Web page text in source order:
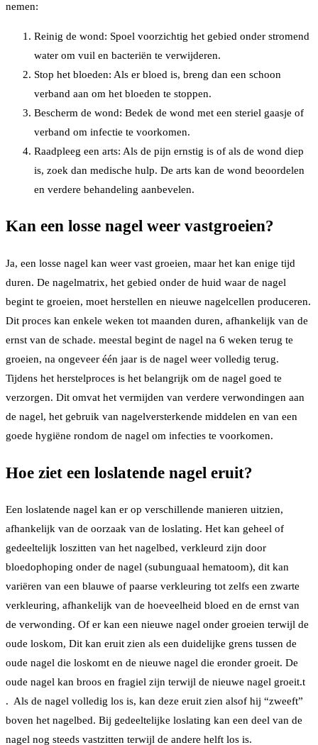
nemen:
Reinig de wond: Spoel voorzichtig het gebied onder stromend
water om vuil en bacteriën te verwijderen.
Stop het bloeden: Als er bloed is, breng dan een schoon
verband aan om het bloeden te stoppen.
Bescherm de wond: Bedek de wond met een steriel gaasje of
verband om infectie te voorkomen.
Raadpleeg een arts: Als de pijn ernstig is of als de wond diep
is, zoek dan medische hulp. De arts kan de wond beoordelen
en verdere behandeling aanbevelen.
Kan een losse nagel weer vastgroeien?
Ja, een losse nagel kan weer vast groeien, maar het kan enige tijd
duren. De nagelmatrix, het gebied onder de huid waar de nagel
begint te groeien, moet herstellen en nieuwe nagelcellen produceren.
Dit proces kan enkele weken tot maanden duren, afhankelijk van de
ernst van de schade. meestal begint de nagel na 6 weken terug te
groeien, na ongeveer één jaar is de nagel weer volledig terug.
Tijdens het herstelproces is het belangrijk om de nagel goed te
verzorgen. Dit omvat het vermijden van verdere verwondingen aan
de nagel, het gebruik van nagelversterkende middelen en van een
goede hygiëne rondom de nagel om infecties te voorkomen.
Hoe ziet een loslatende nagel eruit?
Een loslatende nagel kan er op verschillende manieren uitzien,
afhankelijk van de oorzaak van de loslating. Het kan geheel of
gedeeltelijk loszitten van het nagelbed, verkleurd zijn door
bloedophoping onder de nagel (subunguaal hematoom), dit kan
variëren van een blauwe of paarse verkleuring tot zelfs een zwarte
verkleuring, afhankelijk van de hoeveelheid bloed en de ernst van
de verwonding. Of er kan een nieuwe nagel onder groeien terwijl de
oude loskom, Dit kan eruit zien als een duidelijke grens tussen de
oude nagel die loskomt en de nieuwe nagel die eronder groeit. De
oude nagel kan broos en fragiel zijn terwijl de nieuwe nagel groeit.t
. Als de nagel volledig los is, kan deze eruit zien alsof hij “zweeft”
boven het nagelbed. Bij gedeeltelijke loslating kan een deel van de
nagel nog steeds vastzitten terwijl de andere helft los is.